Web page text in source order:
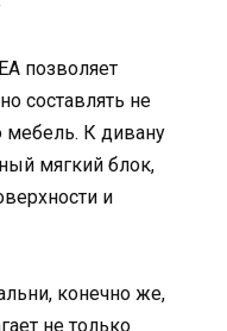
позволяет
составлять не
мебель. К дивану
мягкий блок,
и
конечно же,
не только